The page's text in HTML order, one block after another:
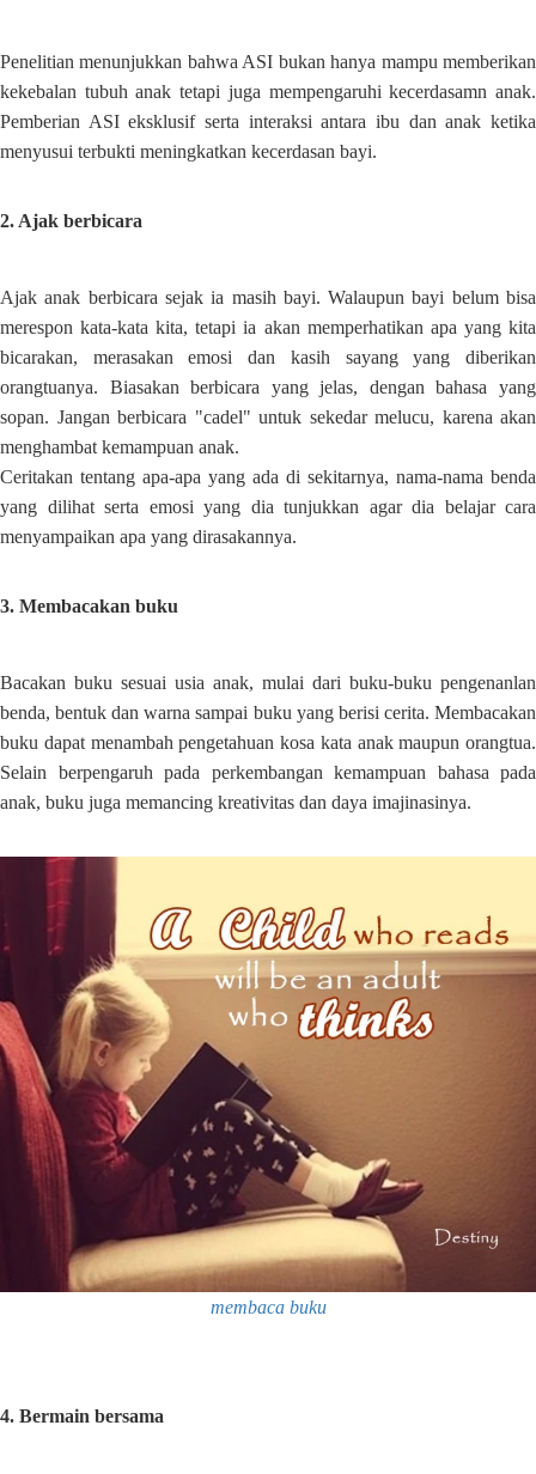
Penelitian menunjukkan bahwa ASI bukan hanya mampu memberikan
kekebalan tubuh anak tetapi juga mempengaruhi kecerdasamn anak.
Pemberian ASI eksklusif serta interaksi antara ibu dan anak ketika
menyusui terbukti meningkatkan kecerdasan bayi.
2. Ajak berbicara
Ajak anak berbicara sejak ia masih bayi. Walaupun bayi belum bisa
merespon kata-kata kita, tetapi ia akan memperhatikan apa yang kita
bicarakan, merasakan emosi dan kasih sayang yang diberikan
orangtuanya. Biasakan berbicara yang jelas, dengan bahasa yang
sopan. Jangan berbicara "cadel" untuk sekedar melucu, karena akan
menghambat kemampuan anak.
Ceritakan tentang apa-apa yang ada di sekitarnya, nama-nama benda
yang dilihat serta emosi yang dia tunjukkan agar dia belajar cara
menyampaikan apa yang dirasakannya.
3. Membacakan buku
Bacakan buku sesuai usia anak, mulai dari buku-buku pengenanlan
benda, bentuk dan warna sampai buku yang berisi cerita. Membacakan
buku dapat menambah pengetahuan kosa kata anak maupun orangtua.
Selain berpengaruh pada perkembangan kemampuan bahasa pada
anak, buku juga memancing kreativitas dan daya imajinasinya.
membaca buku
4. Bermain bersama